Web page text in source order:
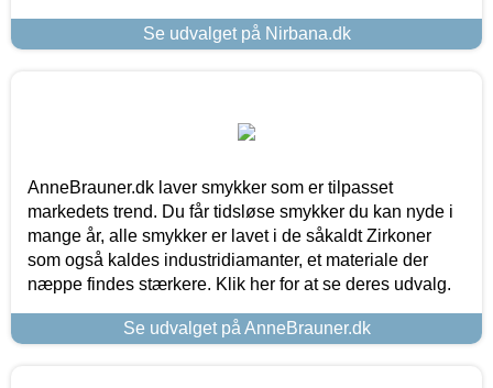
Se udvalget på Nirbana.dk
AnneBrauner.dk laver smykker som er tilpasset
markedets trend. Du får tidsløse smykker du kan nyde i
mange år, alle smykker er lavet i de såkaldt Zirkoner
som også kaldes industridiamanter, et materiale der
næppe findes stærkere. Klik her for at se deres udvalg.
Se udvalget på AnneBrauner.dk